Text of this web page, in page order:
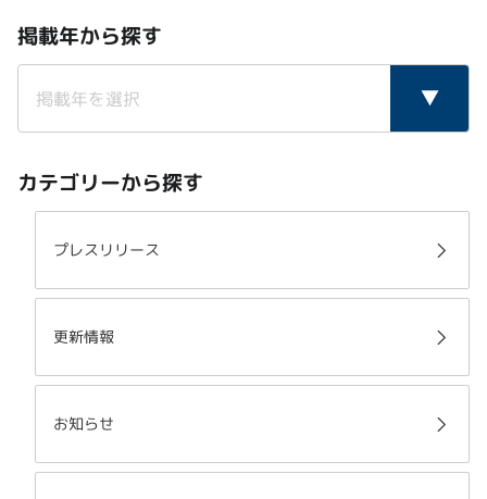
掲載年から探す
カテゴリーから探す
プレスリリース
更新情報
お知らせ